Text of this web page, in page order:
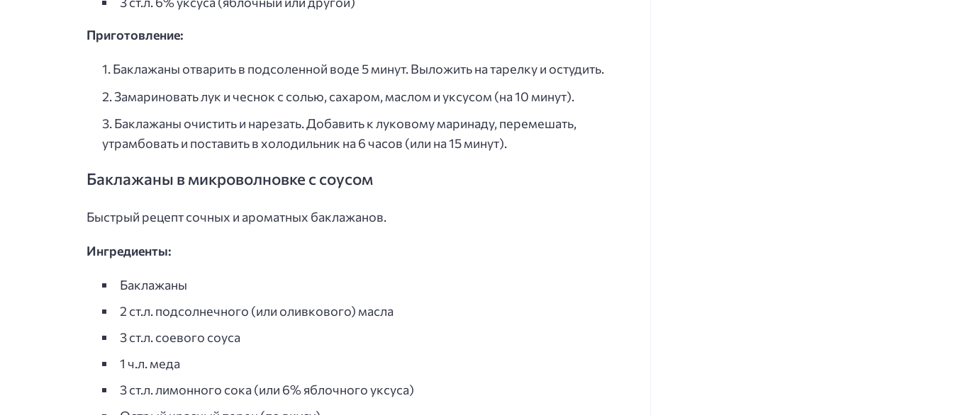
Приготовление:
Баклажаны отварить в подсоленной воде 5 минут. Выложить на тарелку и остудить.
Замариновать лук и чеснок с солью, сахаром, маслом и уксусом (на 10 минут).
Баклажаны очистить и нарезать. Добавить к луковому маринаду, перемешать,
утрамбовать и поставить в холодильник на 6 часов (или на 15 минут).
Баклажаны в микроволновке с соусом
Быстрый рецепт сочных и ароматных баклажанов.
Ингредиенты:
Баклажаны
2 ст.л. подсолнечного (или оливкового) масла
3 ст.л. соевого соуса
1 ч.л. меда
3 ст.л. лимонного сока (или 6% яблочного уксуса)